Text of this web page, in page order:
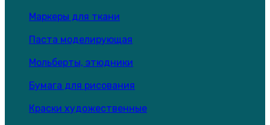
Маркеры для ткани
Паста моделирующая
Мольберты, этюдники
Бумага для рисования
Краски художественные